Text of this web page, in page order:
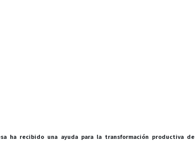
ha recibido una ayuda para la transformación productiva de